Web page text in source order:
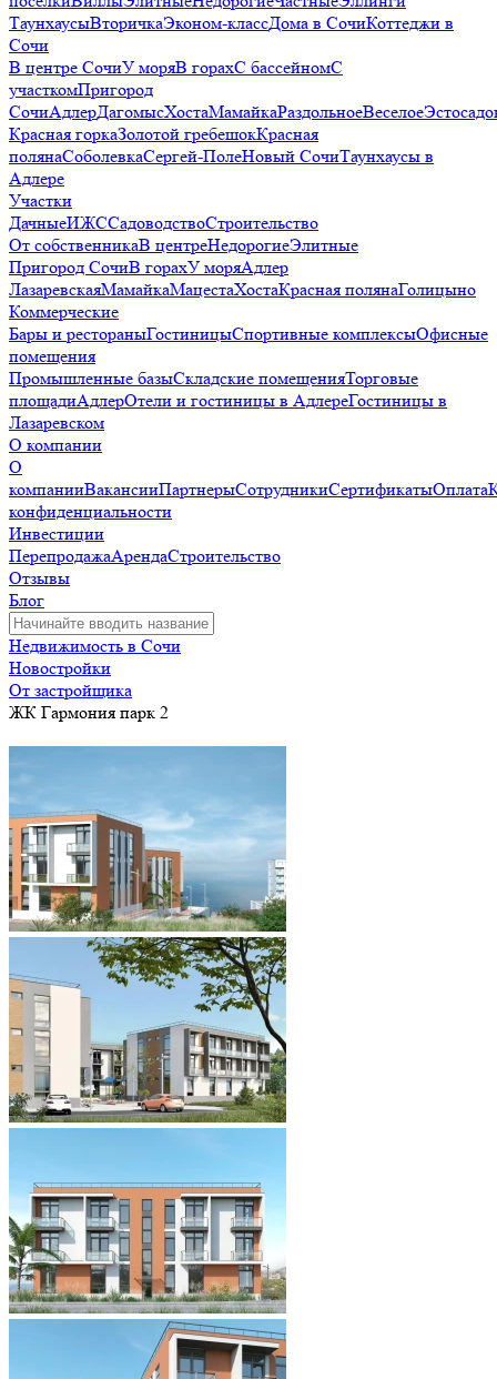
ТаунхаусыВторичкаЭконом-классДома в СочиКоттеджи в
Сочи
В центре СочиУ моряВ горахС бассейномС
участкомПригород
СочиАдлерДагомысХостаМамайкаРаздольноеВеселое
Красная горкаЗолотой гребешокКрасная
полянаСоболевкаСергей-ПолеНовый СочиТаунхаусы в
Адлере
Участки
ДачныеИЖССадоводствоСтроительство
От собственникаВ центреНедорогиеЭлитные
Пригород СочиВ горахУ моряАдлер
ЛазаревскаяМамайкаМацестаХостаКрасная полянаГолицыно
Коммерческие
Бары и рестораныГостиницыСпортивные комплексыОфисные
помещения
Промышленные базыСкладские помещенияТорговые
площадиАдлерОтели и гостиницы в АдлереГостиницы в
Лазаревском
О компании
О
компанииВакансииПартнерыСотрудникиСертификатыОплата
конфиденциальности
Инвестиции
ПерепродажаАрендаСтроительство
Отзывы
Блог
Недвижимость в Сочи
Новостройки
От застройщика
ЖК Гармония парк 2